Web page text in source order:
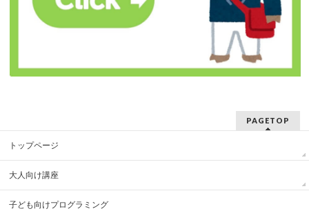
PAGETOP
トップページ
大人向け講座
子ども向けプログラミング